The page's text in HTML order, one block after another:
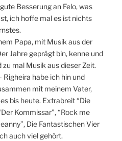
Besserung an Felo, was
ich hoffe mal es ist nichts
Papa, mit Musik aus der
Jahre geprägt bin, kenne und
zu mal Musik aus dieser Zeit.
Righeira habe ich hin und
mit meinem Vater,
bis heute. Extrabreit “Die
Kommissar”, “Rock me
Die Fantastischen Vier
auch viel gehört.